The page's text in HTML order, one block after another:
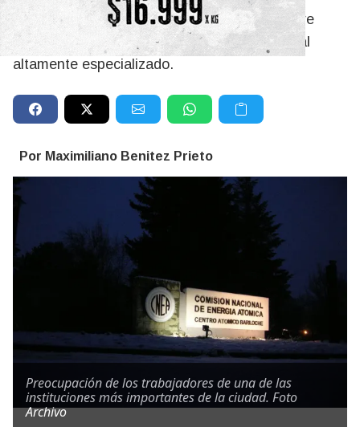
Desde el sector aseguran que la incertidumbre
laboral afecta a personal técnico y profesional
altamente especializado.
Por Maximiliano Benitez Prieto
Preocupación de los trabajadores de una de las
instituciones más importantes de la ciudad. Foto
Archivo